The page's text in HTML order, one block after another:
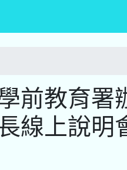
前教育署
線上說明